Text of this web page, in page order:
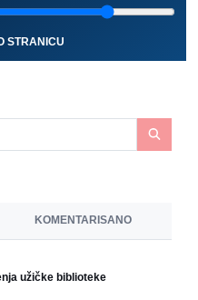
STRANICU
KOMENTARISANO
užičke biblioteke